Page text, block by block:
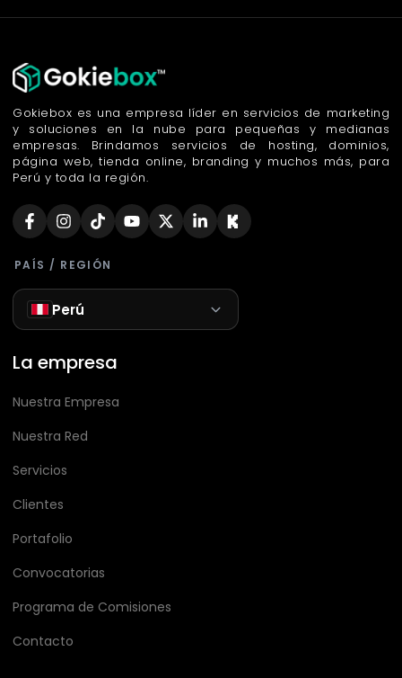
Gokiebox es una empresa líder en servicios de marketing
y soluciones en la nube para pequeñas y medianas
empresas. Brindamos servicios de hosting, dominios,
página web, tienda online, branding y muchos más, para
Perú y toda la región.
PAÍS / REGIÓN
Perú
La empresa
Nuestra Empresa
Nuestra Red
Servicios
Clientes
Portafolio
Convocatorias
Programa de Comisiones
Contacto